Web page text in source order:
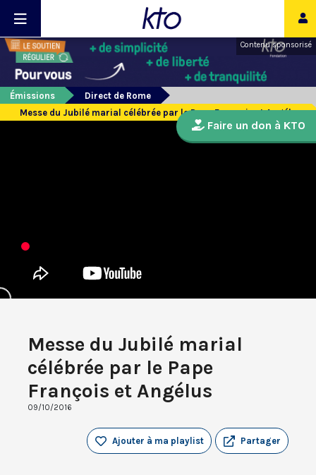
Contenu sponsorisé
Émissions
Direct de Rome
Messe du Jubilé marial célébrée par le Pape François et Angélus
Messe du Jubilé marial
célébrée par le Pape
François et Angélus
09/10/2016
Partager
Ajouter à ma playlist
Faire un don à KTO